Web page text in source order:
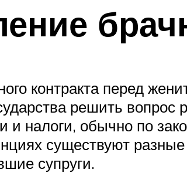
контракта перед
решить вопрос
и налоги, обычно по
существуют
супруги.